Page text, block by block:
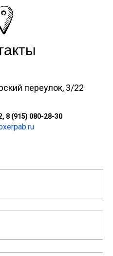
переулок, 3/22
8 (915) 080-28-30